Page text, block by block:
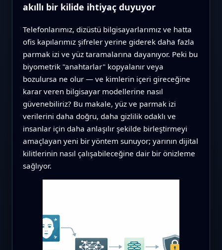
akıllı bir kilide ihtiyaç duyuyor
Telefonlarımız, dizüstü bilgisayarlarımız ve hatta
ofis kapılarımız şifreler yerine giderek daha fazla
parmak izi ve yüz taramalarına dayanıyor. Peki bu
biyometrik "anahtarlar" kopyalanır veya
bozulursa ne olur — ve kimlerin içeri gireceğine
karar veren bilgisayar modellerine nasıl
güvenebiliriz? Bu makale, yüz ve parmak izi
verilerini daha doğru, daha gizlilik odaklı ve
insanlar için daha anlaşılır şekilde birleştirmeyi
amaçlayan yeni bir yöntem sunuyor; yarının dijital
kilitlerinin nasıl çalışabileceğine dair bir önizleme
sağlıyor.